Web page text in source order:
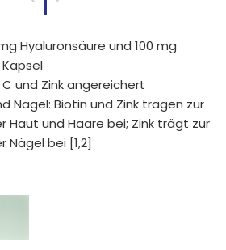
Hyaluronsäure und 100 mg
und Zink angereichert
Nägel: Biotin und Zink tragen zur
Haut und Haare bei; Zink trägt zur
Nägel bei [1,2]